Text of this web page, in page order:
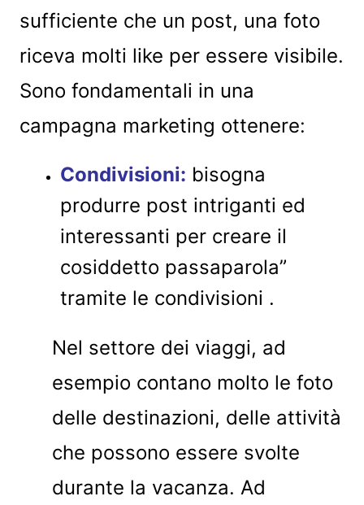
sufficiente che un post, una foto
riceva molti like per essere visibile.
Sono fondamentali in una
campagna marketing ottenere:
Condivisioni: bisogna
produrre post intriganti ed
interessanti per creare il
cosiddetto passaparola”
tramite le condivisioni .
Nel settore dei viaggi, ad
esempio contano molto le foto
delle destinazioni, delle attività
che possono essere svolte
durante la vacanza. Ad